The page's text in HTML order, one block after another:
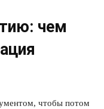
чем
чтобы потом